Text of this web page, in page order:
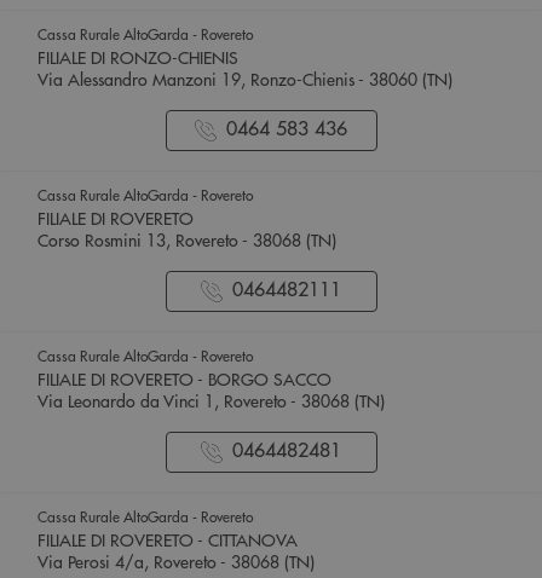
Cassa Rurale AltoGarda - Rovereto
FILIALE DI RONZO-CHIENIS
Via Alessandro Manzoni 19, Ronzo-Chienis - 38060 (TN)
0464 583 436
Cassa Rurale AltoGarda - Rovereto
FILIALE DI ROVERETO
Corso Rosmini 13, Rovereto - 38068 (TN)
0464482111
Cassa Rurale AltoGarda - Rovereto
FILIALE DI ROVERETO - BORGO SACCO
Via Leonardo da Vinci 1, Rovereto - 38068 (TN)
0464482481
Cassa Rurale AltoGarda - Rovereto
FILIALE DI ROVERETO - CITTANOVA
Via Perosi 4/a, Rovereto - 38068 (TN)